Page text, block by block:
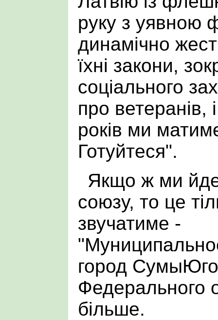
руку з уявною
динамічно
їхні закони,
соціального
про ветеранів,
років ми
Готуйтеся".
Якщо ж ми
союзу, то це
звучатиме -
город
Федерального
більше.